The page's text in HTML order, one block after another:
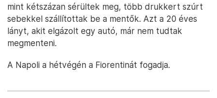
mint kétszázan sérültek meg, több drukkert szúrt
sebekkel szállítottak be a mentők. Azt a 20 éves
lányt, akit elgázolt egy autó, már nem tudtak
megmenteni.
A Napoli a hétvégén a Fiorentinát fogadja.